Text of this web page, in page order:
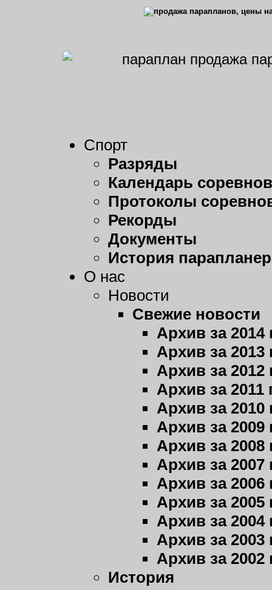
Спорт
Разряды
Календарь
Протоколы
Рекорды
Документы
История
О нас
Новости
Свежие новости
Архив за 2014
Архив за 2013
Архив за 2012
Архив за 2011
Архив за 2010
Архив за 2009
Архив за 2008
Архив за 2007
Архив за 2006
Архив за 2005
Архив за 2004
Архив за 2003
Архив за 2002
История